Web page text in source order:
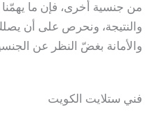
من جنسية أخرى، فإن ما
والنتيجة، ونحرص على أن
والأمانة بغضّ النظر عن
فني ستلايت الكويت